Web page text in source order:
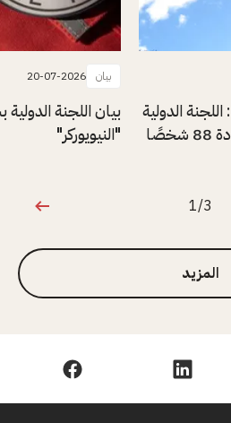
الدولية
للصليب الأحمر تسهل عودة 88 شخصًا
بيان 20-07-2026
بيان اللجنة
"النيويوركر"
1 من 3
1/3
المزيد